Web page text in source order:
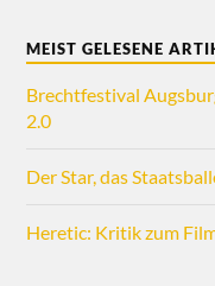
MEIST GELESENE
Brechtfestival
2.0
Der Star, das
Heretic: Kritik zum